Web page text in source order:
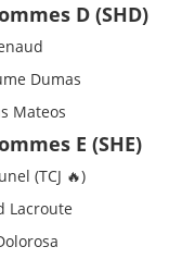
D (SHD)
Dumas
Mateos
E (SHE)
(TCJ 🔥)
Lacroute